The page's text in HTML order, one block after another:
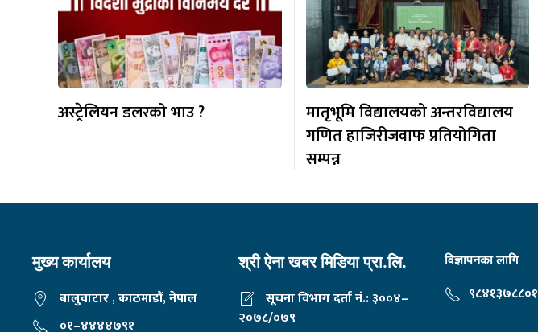
अस्ट्रेलियन डलरको भाउ ?
मातृभूमि विद्यालयको अन्तरविद्यालय
गणित हाजिरीजवाफ प्रतियोगिता
सम्पन्न
मुख्य कार्यालय
बालुवाटार , काठमाडौं, नेपाल
०१–४४४४७९१
श्री ऐना खबर मिडिया प्रा.लि.
सूचना विभाग दर्ता नं.: ३००४–
२०७८/०७९
विज्ञापनका लागि
९८४१३७८८०१